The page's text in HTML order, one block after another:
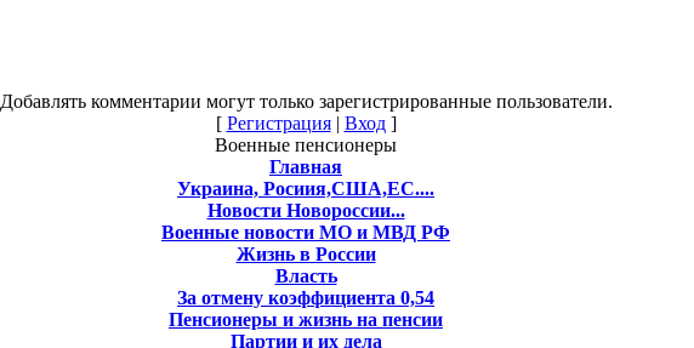
Добавлять комментарии могут только зарегистрированные пользователи.
[ Регистрация| Вход]
Военные пенсионеры
Главная
Украина, Росиия,США,ЕС....
Новости Новороссии...
Военные новости МО и МВД РФ
Жизнь в России
Власть
За отмену коэффициента 0,54
Пенсионеры и жизнь на пенсии
Партии и их дела